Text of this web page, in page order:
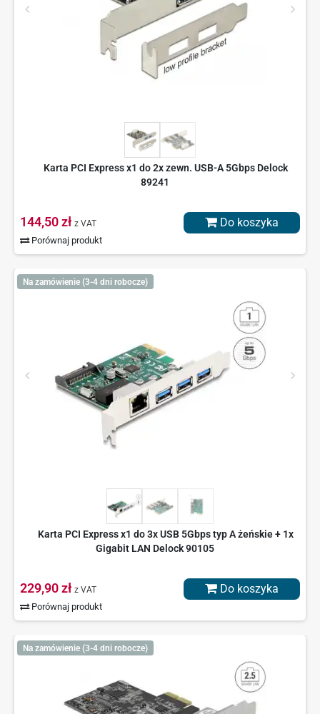
Karta PCI Express x1 do 2x zewn. USB-A 5Gbps Delock
89241
144,50 zł z VAT
Porównaj produkt
Do koszyka
Na zamówienie (3-4 dni robocze)
Karta PCI Express x1 do 3x USB 5Gbps typ A żeńskie + 1x
Gigabit LAN Delock 90105
229,90 zł z VAT
Porównaj produkt
Do koszyka
Na zamówienie (3-4 dni robocze)